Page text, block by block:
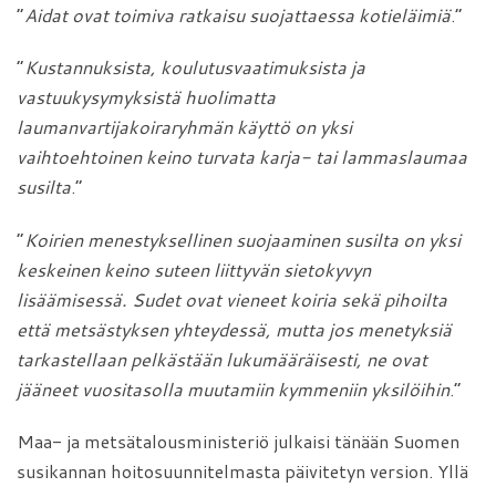
”Aidat ovat toimiva ratkaisu suojattaessa kotieläimiä.”
”Kustannuksista, koulutusvaatimuksista ja
vastuukysymyksistä huolimatta
laumanvartijakoiraryhmän käyttöon yksi
vaihtoehtoinen keino turvata karja- tai lammaslaumaa
susilta.”
”Koirien menestyksellinen suojaaminen susilta on yksi
keskeinen keino suteen liittyvän sietokyvyn
lisäämisessä. Sudet ovat vieneet koiria sekä pihoilta
että metsästyksen yhteydessä, mutta jos menetyksiä
tarkastellaanpelkästään lukumääräisesti, ne ovat
jääneet vuositasolla muutamiin kymmeniin yksilöihin.”
Maa- ja metsätalousministeriö julkaisi tänään Suomen
susikannan hoitosuunnitelmasta päivitetyn version. Yllä